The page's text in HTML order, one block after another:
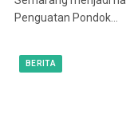
Penguatan Pondok…
BERITA